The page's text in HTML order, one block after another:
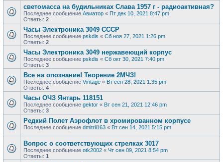
светомасса на будильниках Слава 1957 г - радиоактивная?
Последнее сообщение Авиатор « Пт дек 10, 2021 8:47 pm
Ответы: 2
Часы Электроника 3049 СССР
Последнее сообщение pskdis « Сб ноя 27, 2021 1:26 pm
Ответы: 2
Часы Электроника 3049 нержавеющий корпус
Последнее сообщение pskdis « Сб окт 30, 2021 7:40 pm
Ответы: 3
Все на опознание! Творение 2МЧЗ!
Последнее сообщение Vintage « Вт сен 28, 2021 1:35 pm
Ответы: 4
Часы ОЧЗ Янтарь 118151
Последнее сообщение gektor « Вт сен 21, 2021 12:46 pm
Ответы: 3
Редкий Полет Аэрофлот в хромированном корпусе
Последнее сообщение dmitrii163 « Вт сен 14, 2021 5:15 pm
Вопрос о соответствующих стрелках 3017
Последнее сообщение otk2002 « Чт сен 09, 2021 8:54 pm
Ответы: 1